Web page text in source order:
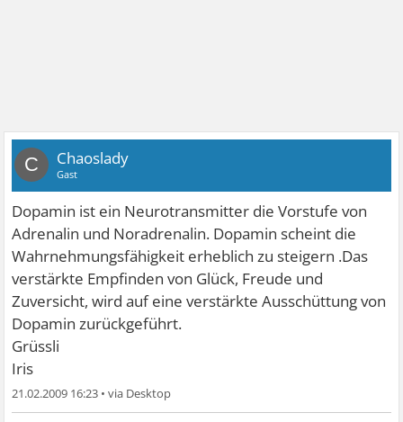
C Chaoslady
Gast
Dopamin ist ein Neurotransmitter die Vorstufe von
Adrenalin und Noradrenalin. Dopamin scheint die
Wahrnehmungsfähigkeit erheblich zu steigern .Das
verstärkte Empfinden von Glück, Freude und
Zuversicht, wird auf eine verstärkte Ausschüttung von
Dopamin zurückgeführt.
Grüssli
Iris
21.02.2009 16:23 •